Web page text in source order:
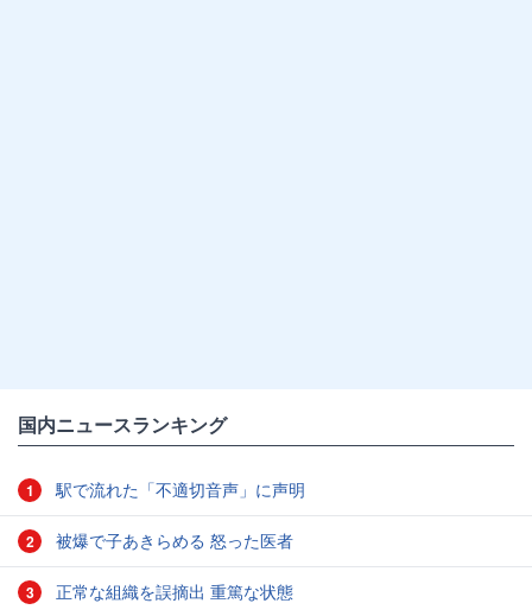
国内ニュースランキング
1 駅で流れた「不適切音声」に声明
2 被爆で子あきらめる 怒った医者
3 正常な組織を誤摘出 重篤な状態